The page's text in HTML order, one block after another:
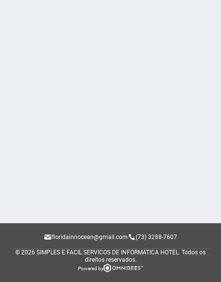
floridainnocean@gmail.com (73) 3288-7607
© 2026 SIMPLES E FACIL SERVICOS DE INFORMATICA HOTEL. Todos os
direitos reservados.
Powered by